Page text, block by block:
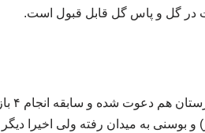
در گل و پاس گل قابل قبول است.